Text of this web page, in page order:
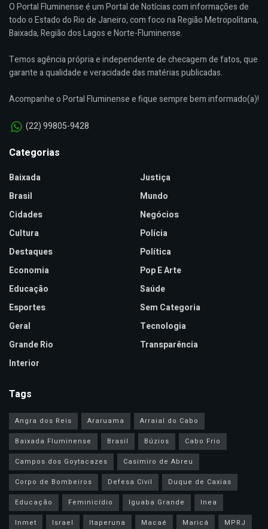
O Portal Fluminense é um Portal de Notícias com informações de
todo o Estado do Rio de Janeiro, com foco na Região Metropolitana,
Baixada, Região dos Lagos e Norte-Fluminense.
Temos agência própria e independente de checagem de fatos, que
garante a qualidade e veracidade das matérias publicadas.
Acompanhe o Portal Fluminense e fique sempre bem informado(a)!
(22) 99805-9428
Categorias
Baixada
Brasil
Cidades
Cultura
Destaques
Economia
Educação
Esportes
Geral
Grande Rio
Interior
Justiça
Mundo
Negócios
Polícia
Política
Pop E Arte
Saúde
Sem Categoria
Tecnologia
Transparência
Tags
Angra dos Reis Araruama
Arraial do Cabo
Baixada Fluminense
Brasil Búzios
Cabo Frio
Campos dos Goytacazes
Casimiro de Abreu
Corpo de Bombeiros
Defesa Civil
Duque de Caxias
Educação
Feminicídio Iguaba Grande
Inea
Inmet
Israel Itaperuna Macaé Maricá
MPRJ